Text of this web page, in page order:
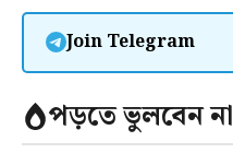
Join Telegram
পড়তে ভুলবেন না